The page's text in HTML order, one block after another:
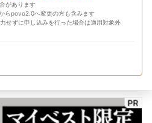
があります
らpovo2.0へ変更の方も含みます
せずに申し込みを行った場合は適用対象外